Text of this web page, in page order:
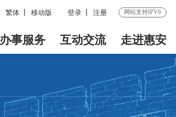
繁体 移动版 登录 注册 网站支持IPV6
办事服务 互动交流 走进惠安